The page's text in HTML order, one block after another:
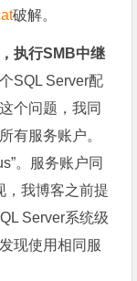
破解。
执行SMB中继
SQL Server配
个问题，我同
有服务账户。
。服务账户同
，我博客之前提
Server系统级
现使用相同服